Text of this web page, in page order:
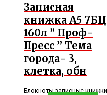
Записная
книжка А5 7БЦ
160л ” Проф-
Пресс ” Тема
города- 3,
клетка, обн
Блокноты записные книжки